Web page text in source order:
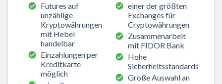
Futures auf
unzählige
Kryptowährungen
mit Hebel
handelbar
Einzahlungen per
Kreditkarte
möglich
einer der größten
Exchanges für
Cryptowährungen
Zusammenarbeit
mit FIDOR Bank
Hohe
Sicherheitsstandards
Große Auswahl an